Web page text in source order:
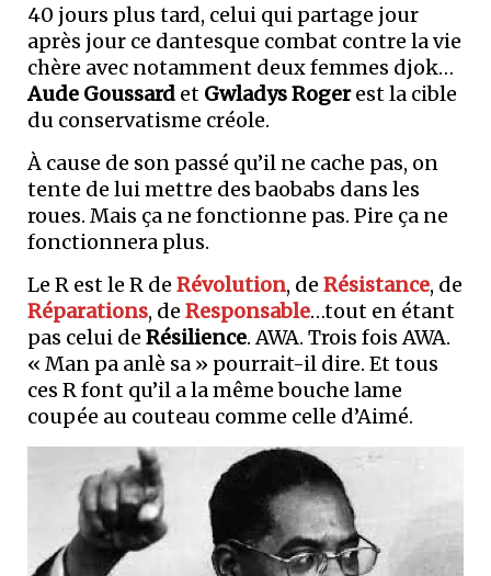
40 jours plus tard, celui qui partage jour
après jour ce dantesque combat contre la vie
chère avec notamment deux femmes djok…
Aude Goussard et Gwladys Rogerest la cible
du conservatisme créole.
À cause de son passé qu’il ne cache pas, on
tente de lui mettre des baobabs dans les
roues. Mais ça ne fonctionne pas. Pire ça ne
fonctionnera plus.
Le R est le R de Révolution, de Résistance, de
Réparations, de Responsable…tout en étant
pas celui de Résilience. AWA. Trois fois AWA.
« Man pa anlè sa » pourrait-il dire. Et tous
ces R font qu’il a la même bouche lame
coupée au couteau comme celle d’Aimé.